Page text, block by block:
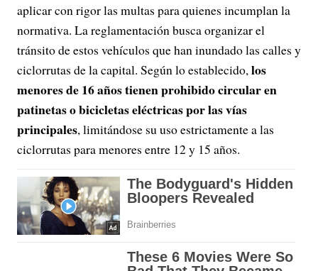
aplicar con rigor las multas para quienes incumplan la
normativa. La reglamentación busca organizar el
tránsito de estos vehículos que han inundado las calles y
ciclorrutas de la capital. Según lo establecido,los
menores de 16 años tienen prohibido circular en
patinetas o bicicletas eléctricas por las vías
principales, limitándose su uso estrictamente a las
ciclorrutas para menores entre 12 y 15 años.